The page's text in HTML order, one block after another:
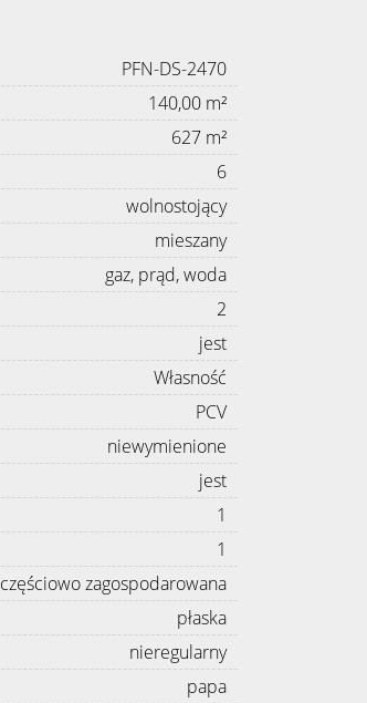
PFN-DS-2470
140,00 m²
627 m²
6
wolnostojący
mieszany
gaz, prąd, woda
2
jest
Własność
PCV
niewymienione
jest
1
1
częściowo zagospodarowana
płaska
nieregularny
papa